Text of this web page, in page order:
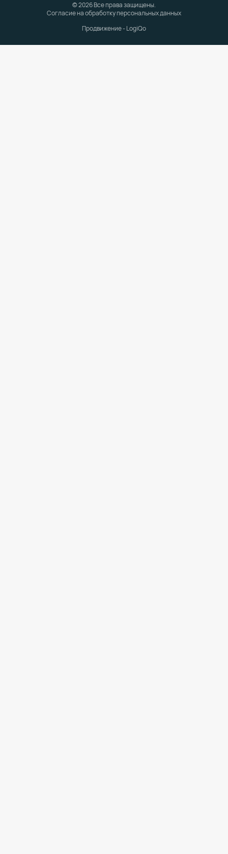
© 2026 Все права защищены.
Согласие на обработку персональных данных
Продвижение - LogiQo